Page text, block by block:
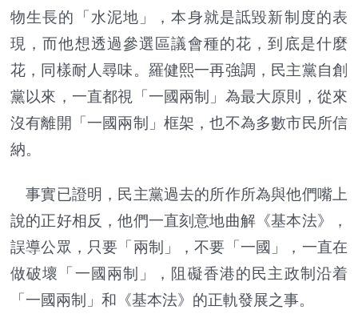
物生長的「水泥地」，本身就是詆毀新制度的表
現，而他想透過參選區議會種的花，到底是什麼
花，同樣耐人尋味。羅健熙一再強調，民主黨自創
黨以來，一直都視「一國兩制」為最大原則，從來
沒有離開「一國兩制」框架，也不為多數市民所信
納。
事實已證明，民主黨過去的所作所為與他們嘴上
說的正好相反，他們一直刻意地曲解《基本法》，
誤導公眾，只要「兩制」，不要「一國」，一直在
做破壞「一國兩制」，阻礙香港的民主政制沿着
「一國兩制」和《基本法》的正軌發展之事。